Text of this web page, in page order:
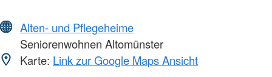
Alten- und Pflegeheime
Seniorenwohnen Altomünster
Karte: Link zur Google Maps Ansicht